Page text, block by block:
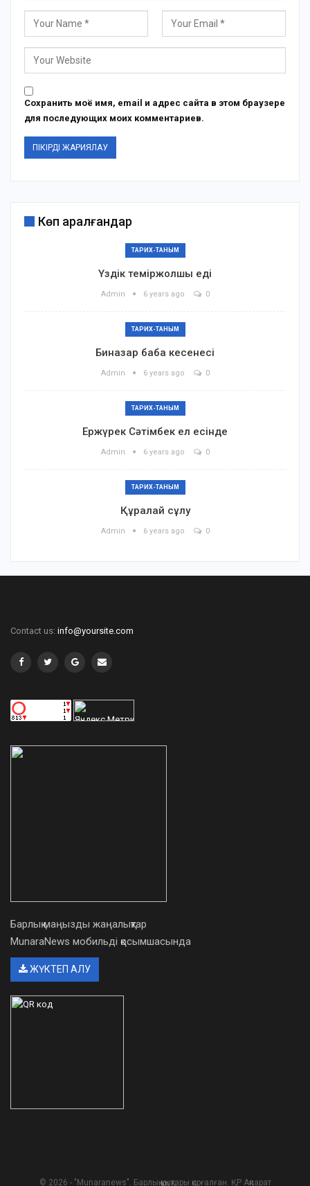
Сохранить моё имя, email и адрес сайта в этом браузере
для последующих моих комментариев.
Көп қаралғандар
ТАРИХ-ТАНЫМ
Үздік теміржолшы еді
Admin 6 years ago 0
ТАРИХ-ТАНЫМ
Биназар баба кесенесі
Admin 6 years ago 0
ТАРИХ-ТАНЫМ
Ержүрек Сәтімбек ел есінде
Admin 6 years ago 0
ТАРИХ-ТАНЫМ
Құралай сұлу
Admin 6 years ago 0
Contact us: info@yoursite.com
Барлық маңызды жаңалықтар
MunaraNews мобильді қосымшасында
ЖҮКТЕП АЛУ
© 2026 - "Munaranews". Барлық құқықтары қорғалған. ҚР Ақпарат